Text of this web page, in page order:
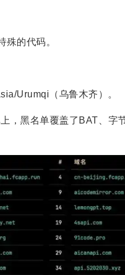
的代码。
Urumqi（乌鲁木齐）。
，黑名单覆盖了BAT、字